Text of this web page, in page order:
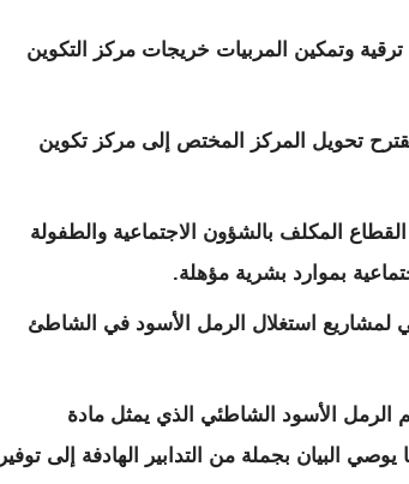
وتمكين المربيات خريجات مركز التكوين
تحويل المركز المختص إلى مركز تكوين
المكلف بالشؤون الاجتماعية والطفولة
بموارد بشرية مؤهلة.
لمشاريع استغلال الرمل الأسود في الشاطئ
الرمل الأسود الشاطئي الذي يمثل مادة
البيان بجملة من التدابير الهادفة إلى توفير